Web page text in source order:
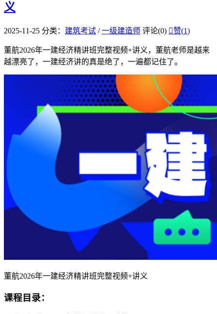
义
2025-11-25 分类： 建筑考试 /一级建造师 评论(0) 赞(1)
董航2026年一建经济精讲班完整视频+讲义，董航老师是越来
越漂亮了，一建经济讲的真是绝了，一遍都记住了。
董航2026年一建经济精讲班完整视频+讲义
课程目录：